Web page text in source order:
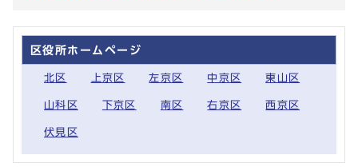
区役所ホームページ
北区 上京区 左京区 中京区 東山区
山科区 下京区 南区 右京区 西京区
伏見区